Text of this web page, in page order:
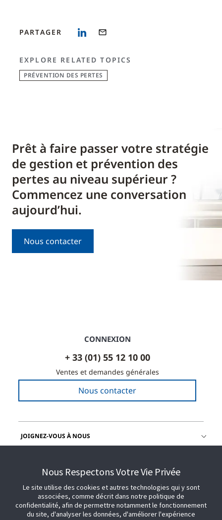
PARTAGER
EXPLORE RELATED TOPICS
PRÉVENTION DES PERTES
Prêt à faire passer votre stratégie
de gestion et prévention des
pertes au niveau supérieur ?
Commencez une conversation
aujourd’hui.
Nous contacter
CONNEXION
+ 33 (01) 55 12 10 00
Ventes et demandes générales
Nous contacter
JOIGNEZ-VOUS À NOUS
Nous Respectons Votre Vie Privée
Le site utilise des cookies et autres technologies qui y sont
associées, comme décrit dans notre politique de
confidentialité, afin de permettre notamment le fonctionnement
du site, d'analyser les données, d'améliorer l'expérience